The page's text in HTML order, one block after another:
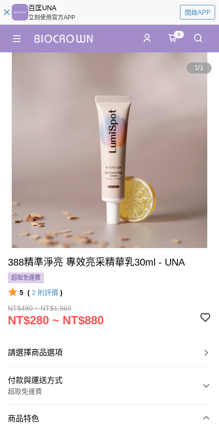
百匡UNA
立刻使用官方APP
開啟APP
0
1/1
388精準淨亮 專效亮采精華乳30ml - UNA
超取免運費
5 ( 2 則評價 )
NT$490 ~ NT$1,960
NT$280 ~ NT$880
請選擇商品選項
付款與運送方式
超取免運費
信用卡一次付款
商品特色